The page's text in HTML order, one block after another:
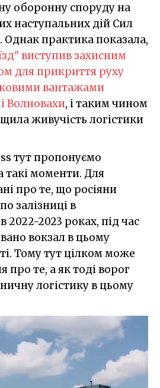
оборонну споруду на
наступальних дій Сил
Однак практика показала,
виступив захисним
для прикриття руху
вантажами
Волновахи, і таким чином
живучість логістики
тут пропонуємо
такі моменти. Для
про те, що росіяни
залізниці в
2023 роках, під час
вокзал в цьому
Тому тут цілком може
про те, а як тоді ворог
логістику в цьому